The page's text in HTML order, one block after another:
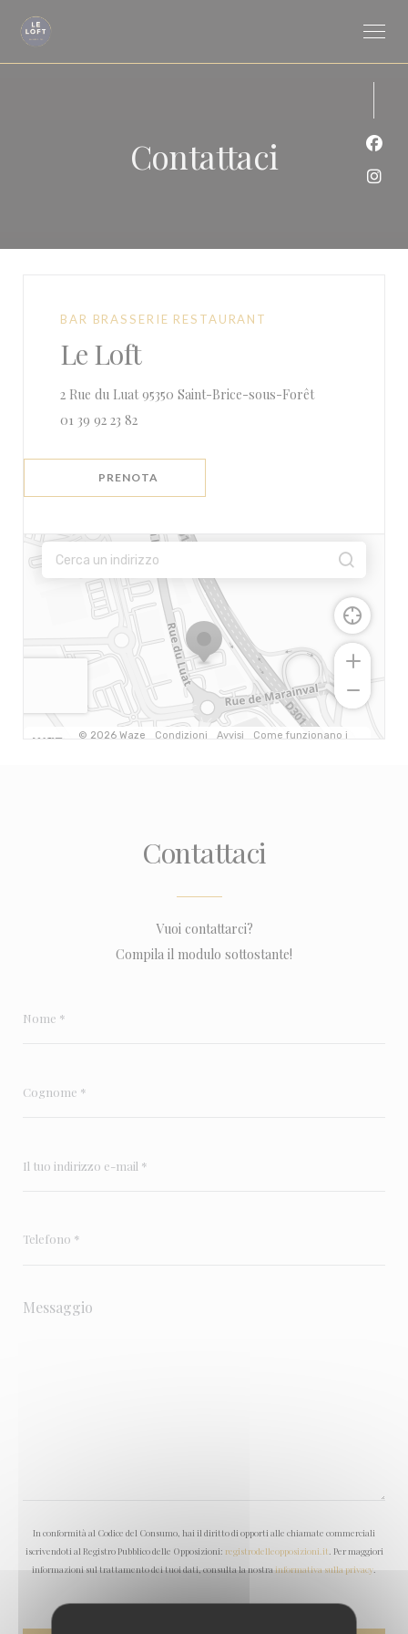
Personalizzazione delle tue scelte sui cookie
Contattaci
BAR BRASSERIE RESTAURANT
Le Loft
2 Rue du Luat 95350 Saint-Brice-sous-Forêt((apre una
01 39 92 23 82
PRENOTA
Contattaci
Vuoi contattarci?
Compila il modulo sottostante!
In conformità al Codice del Consumo, hai il diritto di opporti alle chiamate commerciali
iscrivendoti al Registro Pubblico delle Opposizioni: registrodelleopposizioni.it . Per maggiori
informazioni sul trattamento dei tuoi dati, consulta la nostrainformativa sulla privacy.